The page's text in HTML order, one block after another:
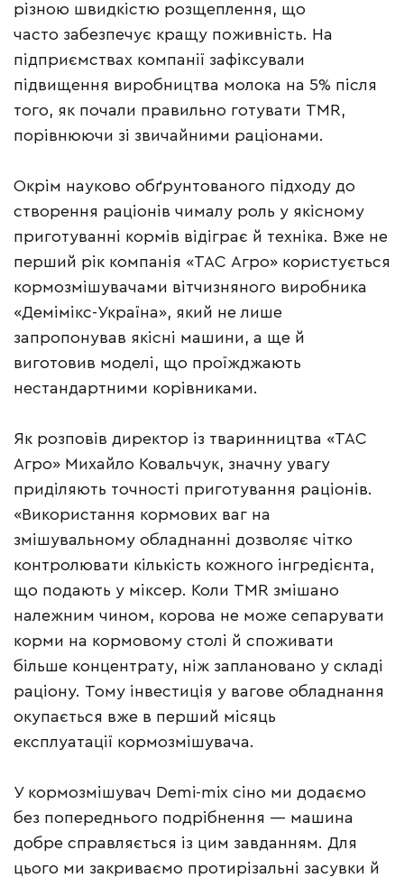
різною швидкістю розщеплення, що
часто забезпечує кращу поживність. На
підприємствах компанії зафіксували
підвищення виробництва молока на 5% після
того, як почали правильно готувати TMR,
порівнюючи зі звичайними раціонами.
Окрім науково обґрунтованого підходу до
створення раціонів чималу роль у якісному
приготуванні кормів відіграє й техніка. Вже не
перший рік компанія «ТАС Агро» користується
кормозмішувачами вітчизняного виробника
«Демімікс-Україна», який не лише
запропонував якісні машини, а ще й
виготовив моделі, що проїжджають
нестандартними корівниками.
Як розповів директор із тваринництва «ТАС
Агро» Михайло Ковальчук, значну увагу
приділяють точності приготування раціонів.
«Використання кормових ваг на
змішувальному обладнанні дозволяє чітко
контролювати кількість кожного інгредієнта,
що подають у міксер. Коли TMR змішано
належним чином, корова не може сепарувати
корми на кормовому столі й споживати
більше концентрату, ніж заплановано у складі
раціону. Тому інвестиція у вагове обладнання
окупається вже в перший місяць
експлуатації кормозмішувача.
У кормозмішувач Demi-mix сіно ми додаємо
без попереднього подрібнення — машина
добре справляється із цим завданням. Для
цього ми закриваємо протирізальні засувки й